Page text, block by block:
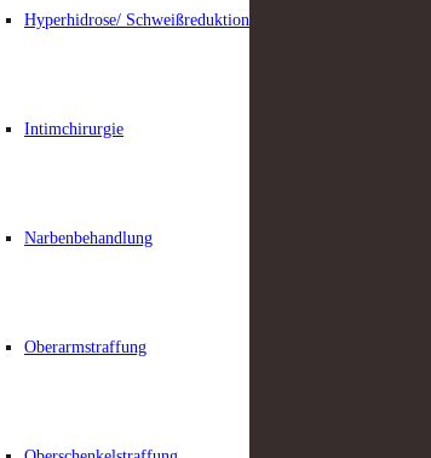
Hyperhidrose/ Schweißreduktion
Intimchirurgie
Narbenbehandlung
Oberarmstraffung
GmbH
ästhetische Chirurgie
04105 Leipzig